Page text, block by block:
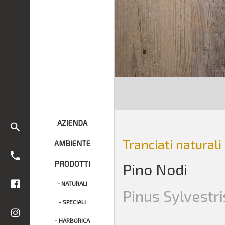
AZIENDA
AMBIENTE
PRODOTTI
- NATURALI
- SPECIALI
- HARBORICA
Tranciati naturali
Pino Nodi
Pinus